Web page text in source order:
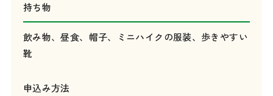
持ち物
飲み物、昼食、帽子、ミニハイクの服装、歩きやすい
靴
申込み方法